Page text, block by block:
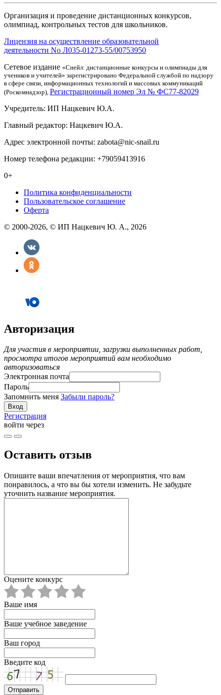
Организация и проведение дистанционных конкурсов,
олимпиад, контрольных тестов для школьников.
Лицензия на осуществление образовательной
деятельности No Л035-01273-55/00753950
Сетевое издание «Снейл: дистанционные конкурсы и олимпиады для
учеников и учителей» зарегистрировано Федеральной службой по надзору
в сфере связи, информационных технологий и массовых коммуникаций
(Роскомнадзор), Регистрационный номер Эл № ФС77-82029
Учредитель: ИП Нацкевич Ю.А.
Главный редактор: Нацкевич Ю.А.
Адрес электронной почты: zabota@nic-snail.ru
Номер телефона редакции: +79059413916
0+
Политика конфиденциальности
Пользовательское соглашение
Оферта
© 2000-2026, © ИП Нацкевич Ю. А., 2026
Авторизация
Для участия в мероприятии, загрузки выполненных работ,
просмотра итогов мероприятий вам необходимо
авторизоваться
Электронная почта
Пароль
Запомнить меня Забыли пароль?
Регистрация
войти через
Оставить отзыв
Опишите ваши впечатления от мероприятия, что вам
понравилось, а что вы бы хотели изменить. Не забудьте
уточнить название мероприятия.
Оцените конкурс
Ваше имя
Ваше учебное заведение
Ваш город
Введите код